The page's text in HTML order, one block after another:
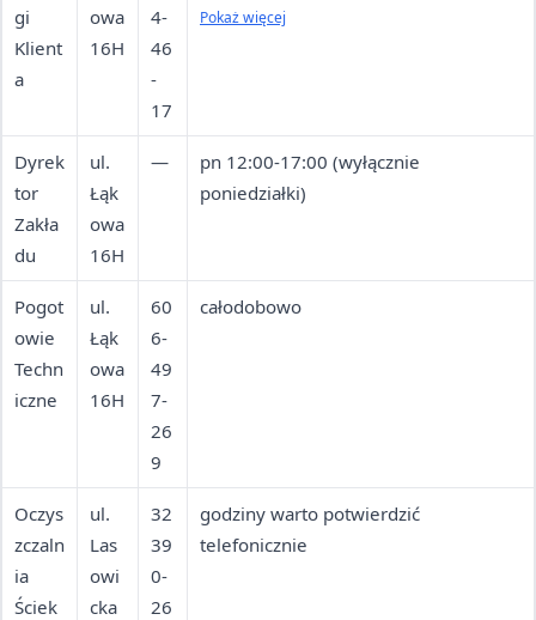
gi
Klient
a
owa
16H
4-
46
-
17
BOK, warto potwierdzić telefonicznie
Pokaż więcej
Dyrek
tor
Zakła
du
ul.
Łąk
owa
16H
—
pn 12:00-17:00 (wyłącznie
poniedziałki)
Pogot
owie
Techn
iczne
ul.
Łąk
owa
16H
60
6-
49
7-
26
9
całodobowo
Oczys
zczaln
ia
Ściek
ul.
Las
owi
cka
32
39
0-
26
godziny warto potwierdzić
telefonicznie